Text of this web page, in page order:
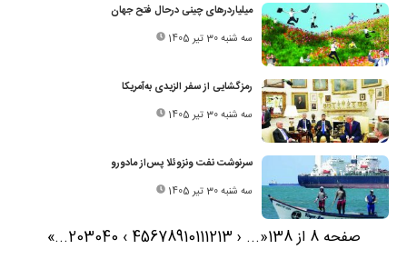
میلیاردرهای چینی درحال فتح جهان
سه شنبه 30 تیر 1405
رمزگشایی از سفر الزیدی به‌آمریکا
سه شنبه 30 تیر 1405
سرنوشت نفت ونزوئلا پس‌از مادورو
سه شنبه 30 تیر 1405
صفحه 8 از 138 «
...
‹
45678910111213
›
203040
...
»